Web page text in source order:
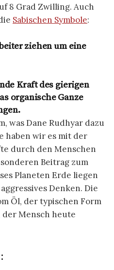
8 Grad Zwilling. Auch
Sabischen Symbole:
ziehen um eine
Kraft des gierigen
organische Ganze
was Dane Rudhyar dazu
haben wir es mit der
durch den Menschen
Beitrag zum
Planeten Erde liegen
Denken. Die
Öl, der typischen Form
Mensch heute